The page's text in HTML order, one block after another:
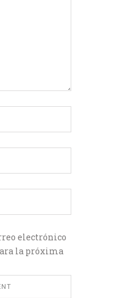
electrónico
la próxima